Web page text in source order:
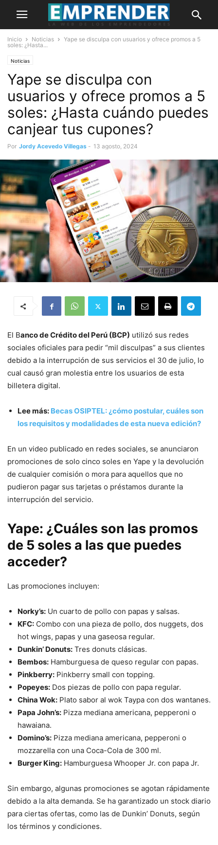
Inicio Noticias
Yape se disculpa con usuarios y ofrece promos a 5
soles: ¿Hasta...
Noticias
Yape se disculpa con
usuarios y ofrece promos a 5
soles: ¿Hasta cuándo puedes
canjear tus cupones?
Por Jordy Acevedo Villegas - 13 agosto, 2024
El Banco de Crédito del Perú (BCP) utilizó sus redes
sociales oficiales para pedir “mil disculpas” a sus clientes
debido a la interrupción de sus servicios el 30 de julio, lo
cual causó gran molestia entre los usuarios de esta
billetera digital.
Lee más: Becas OSIPTEL: ¿cómo postular, cuáles son
los requisitos y modalidades de esta nueva edición?
En un video publicado en redes sociales, se anunciaron
promociones de solo cinco soles en Yape y la devolución
de cualquier comisión o mora para aquellos que no
pudieron pagar sus tarjetas o préstamos durante la
interrupción del servicio.
Yape: ¿Cuáles son las promos
de 5 soles a las que puedes
acceder?
Las promociones incluyen:
Norky’s: Un cuarto de pollo con papas y salsas.
KFC: Combo con una pieza de pollo, dos nuggets, dos
hot wings, papas y una gaseosa regular.
Dunkin’ Donuts: Tres donuts clásicas.
Bembos: Hamburguesa de queso regular con papas.
Pinkberry: Pinkberry small con topping.
Popeyes: Dos piezas de pollo con papa regular.
China Wok: Plato sabor al wok Taypa con dos wantanes.
Papa John’s: Pizza mediana americana, pepperoni o
hawaiana.
Domino’s: Pizza mediana americana, pepperoni o
mozzarella con una Coca-Cola de 300 ml.
Burger King: Hamburguesa Whooper Jr. con papa Jr.
Sin embargo, algunas promociones se agotan rápidamente
debido a la alta demanda. Se ha garantizado un stock diario
para ciertas ofertas, como las de Dunkin’ Donuts, según
los términos y condiciones.